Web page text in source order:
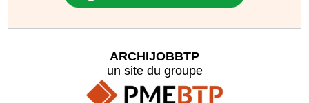
ARCHIJOBBTP
un site du groupe